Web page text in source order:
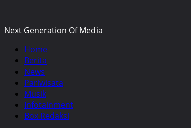
Next Generation Of Media
Primary
Menu
Home
Berita
News
Pariwisata
Musik
Infotainment
Box Redaksi